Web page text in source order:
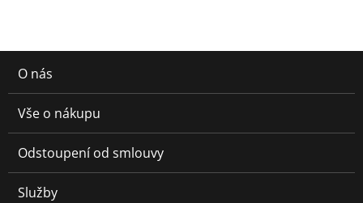
O nás
Vše o nákupu
Odstoupení od smlouvy
Služby